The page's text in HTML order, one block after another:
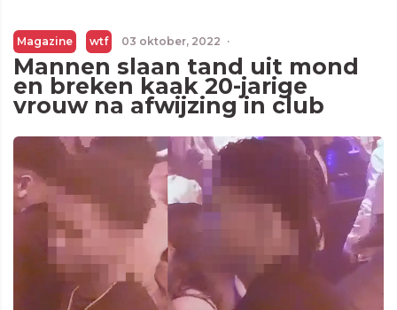
Magazine wtf 03 oktober, 2022 ·
Mannen slaan tand uit mond
en breken kaak 20-jarige
vrouw na afwijzing in club